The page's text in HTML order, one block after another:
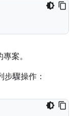
案。
驟操作：